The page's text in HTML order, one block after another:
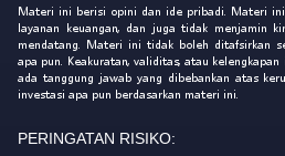
Materi ini berisi opini dan ide pribadi. Materi
layanan keuangan, dan juga tidak menjamin
mendatang. Materi ini tidak boleh ditafsirkan
apa pun. Keakuratan, validitas, atau
ada tanggung jawab yang dibebankan atas
investasi apa pun berdasarkan materi ini.
PERINGATAN RISIKO: